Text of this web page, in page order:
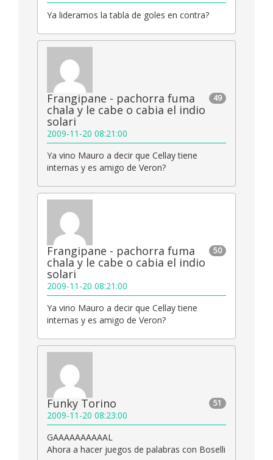
Ya lideramos la tabla de goles en contra?
49
Frangipane - pachorra fuma
chala y le cabe o cabia el indio
solari
2009-11-20 08:21:00
Ya vino Mauro a decir que Cellay tiene
internas y es amigo de Veron?
50
Frangipane - pachorra fuma
chala y le cabe o cabia el indio
solari
2009-11-20 08:21:00
Ya vino Mauro a decir que Cellay tiene
internas y es amigo de Veron?
51
Funky Torino
2009-11-20 08:23:00
GAAAAAAAAAAL
Ahora a hacer juegos de palabras con Boselli